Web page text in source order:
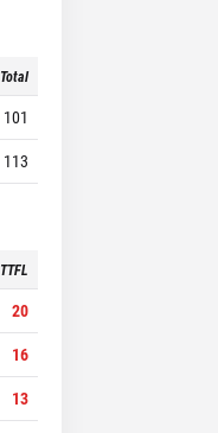
Total
101
113
TTFL
20
16
13